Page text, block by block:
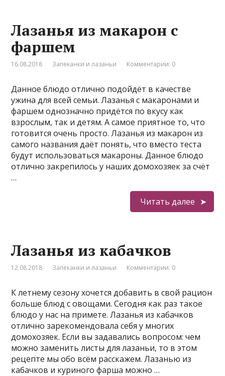
Лазанья из макарон с
фаршем
16.08.2018 Запеканки и лазаньи Комментарии: 0
Данное блюдо отлично подойдёт в качестве
ужина для всей семьи. Лазанья с макаронами и
фаршем однозначно придётся по вкусу как
взрослым, так и детям. А самое приятное то, что
готовится очень просто. Лазанья из макарон из
самого названия даёт понять, что вместо теста
будут использоваться макароны. Данное блюдо
отлично закрепилось у наших домохозяек за счёт
…
Читать далее
Лазанья из кабачков
12.08.2018 Запеканки и лазаньи Комментарии: 0
К летнему сезону хочется добавить в свой рацион
больше блюд с овощами. Сегодня как раз такое
блюдо у нас на примете. Лазанья из кабачков
отлично зарекомендовала себя у многих
домохозяек. Если вы задавались вопросом: чем
можно заменить листы для лазаньи, то в этом
рецепте мы обо всём расскажем. Лазанью из
кабачков и куриного фарша можно …